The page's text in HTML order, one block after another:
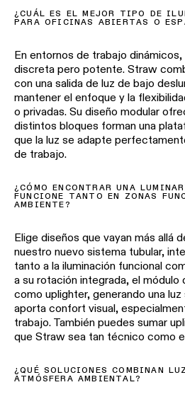
¿CUÁL ES EL MEJOR TIPO DE
PARA OFICINAS ABIERTAS O
En entornos de trabajo dinámicos,
discreta pero potente. Straw
con una salida de luz de bajo
mantener el enfoque y la
o privadas. Su diseño modular
distintos bloques forman una
que la luz se adapte
de trabajo.
¿CÓMO ENCONTRAR UNA
FUNCIONE TANTO EN ZONAS
AMBIENTE?
Elige diseños que vayan más allá
nuestro nuevo sistema tubular,
tanto a la iluminación funcional
a su rotación integrada, el módulo
como uplighter, generando una luz
aporta confort visual,
trabajo. También puedes sumar
que Straw sea tan técnico como
¿QUÉ SOLUCIONES COMBINAN
ATMÓSFERA AMBIENTAL?